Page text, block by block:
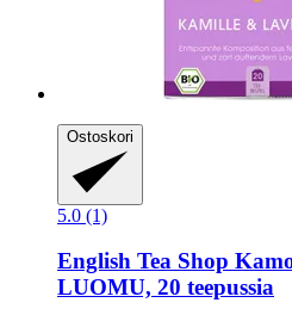
Ostoskori
5.0 (1)
English Tea Shop
LUOMU, 20 teepussia